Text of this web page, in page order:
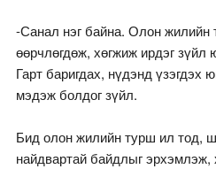
-Санал нэг байна. Олон
өөрчлөгдөж, хөгжиж ирдэг зүйл
Гарт баригдах, нүдэнд үзэгдэх
мэдэж болдог зүйл.
Бид олон жилийн турш ил тод,
найдвартай байдлыг эрхэмлэж,